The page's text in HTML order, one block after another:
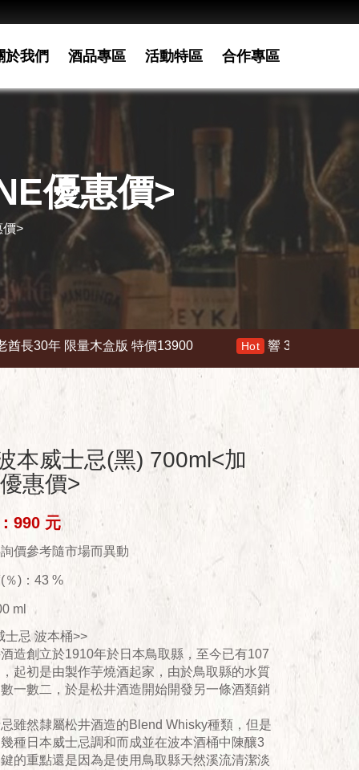
於我們 酒品專區 活動特區 合作專區
優惠價>
價>
Hot 響 30年 特價 178000 Hot
本威士忌(黑) 700ml<加
惠價>
990 元
價參考隨市場而異動
％)：43 %
ml
士忌 波本桶>>
造創立於1910年於日本鳥取縣，至今已有107
起初是由製作芋燒酒起家，由於鳥取縣的水質
一數二，於是松井酒造開始開發另一條酒類銷
雖然隸屬松井酒造的Blend Whisky種類，但是
種日本威士忌調和而成並在波本酒桶中陳釀3
的重點還是因為是使用鳥取縣天然溪流清潔淡